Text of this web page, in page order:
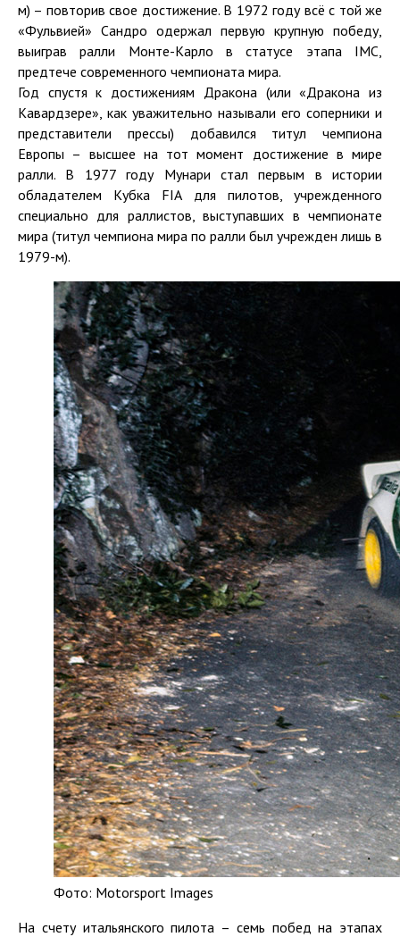
м) – повторив свое достижение. В 1972 году всё с той же
«Фульвией» Сандро одержал первую крупную победу,
выиграв ралли Монте-Карло в статусе этапа IMC,
предтече современного чемпионата мира.
Год спустя к достижениям Дракона (или «Дракона из
Кавардзере», как уважительно называли его соперники и
представители прессы) добавился титул чемпиона
Европы – высшее на тот момент достижение в мире
ралли. В 1977 году Мунари стал первым в истории
обладателем Кубка FIA для пилотов, учрежденного
специально для раллистов, выступавших в чемпионате
мира (титул чемпиона мира по ралли был учрежден лишь в
1979-м).
Фото: Motorsport Images
На счету итальянского пилота – семь побед на этапах